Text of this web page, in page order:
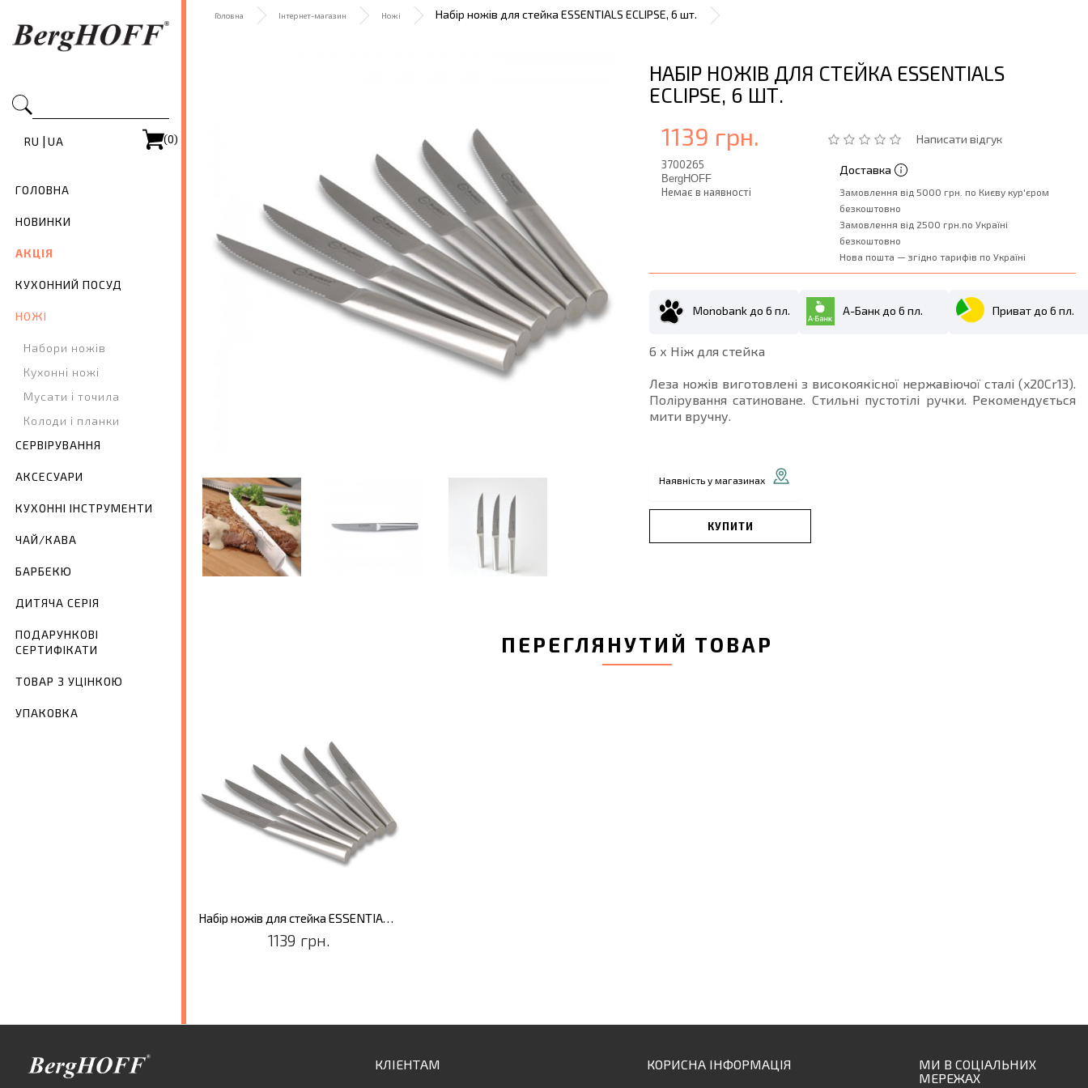
RU | UA (0)
ГОЛОВНА
НОВИНКИ
АКЦІЯ
КУХОННИЙ ПОСУД
НОЖІ
Набори ножів
Кухонні ножі
Мусати і точила
Колоди і планки
СЕРВІРУВАННЯ
АКСЕСУАРИ
КУХОННІ ІНСТРУМЕНТИ
ЧАЙ/КАВА
БАРБЕКЮ
ДИТЯЧА СЕРІЯ
ПОДАРУНКОВІ
СЕРТИФІКАТИ
ТОВАР З УЦІНКОЮ
УПАКОВКА
Головна Інтернет-магазин Ножі Набір ножів для стейка ESSENTIALS ECLIPSE, 6 шт.
НАБІР НОЖІВ ДЛЯ СТЕЙКА ESSENTIALS
ECLIPSE, 6 ШТ.
Написати відгук
1139 грн.
3700265
BergHOFF
Немає в наявності
Доставка
Замовлення від 5000 грн. по Києву кур'єром
безкоштовно
Замовлення від 2500 грн.по Україні
безкоштовно
Нова пошта — згідно тарифів по Україні
Monobank до 6 пл. А-Банк до 6 пл. Приват до 6 пл.
6 х Ніж для стейка
Леза ножів виготовлені з високоякісної нержавіючої сталі (x20Cr13).
Полірування сатиноване. Стильні пустотілі ручки. Рекомендується
мити вручну.
Наявність у магазинах
КУПИТИ
ПЕРЕГЛЯНУТИЙ ТОВАР
1139 грн.
КЛІЕНТАМ КОРИСНА ІНФОРМАЦІЯ
МИ В СОЦІАЛЬНИХ
МЕРЕЖАХ